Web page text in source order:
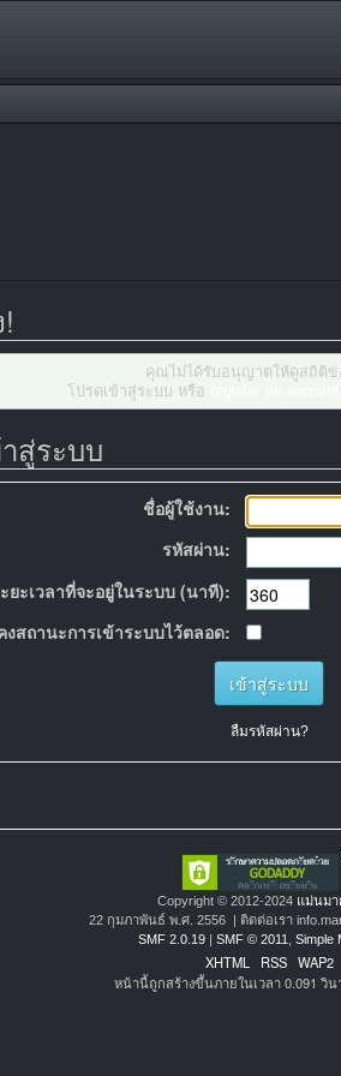
คุณไม่ได้รับอนุญาตให้ดูสถิติข
โปรดเข้าสู่ระบบ หรือ
สู่ระบบ
ชื่อผู้ใช้งาน:
รหัสผ่าน:
ยะเวลาที่จะอยู่ในระบบ (นาที):
งสถานะการเข้าระบบไว้ตลอด:
ลืมรหัสผ่าน?
Copyright © 2012-2024 แม่นมา
22 กุมภาพันธ์ พ.ศ. 2556 | ติดต่อเรา
SMF 2.0.19 | SMF © 2011 Simple
XHTML RSS WAP2
หน้านี้ถูกสร้างขึ้นภายในเวลา 0.091 วิน